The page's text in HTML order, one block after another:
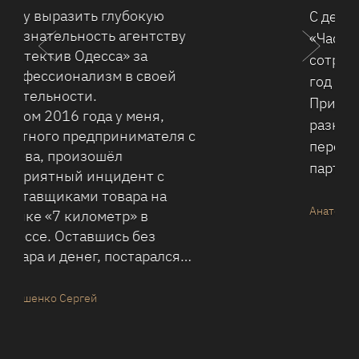
С детективным агентством
«Частный детектив Одесса»
сотрудничаю уже не первый
год (у меня свой бизнес).
Приходилось обращаться по
разным вопросам – проверка
персонала, проверка
партнеров.…
Анатолий Петрович